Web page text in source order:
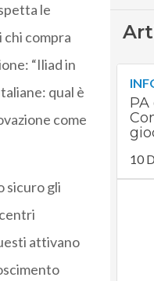
le
compra
“Iliad in
qual è
come
sicuro gli
attivano
10